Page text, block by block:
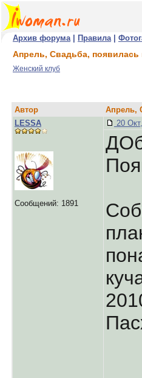
Архив форума| Правила|
Апрель, Свадьба, появилась
Женский клуб
Автор
Апрель,
LESSA
Сообщений: 1891
20